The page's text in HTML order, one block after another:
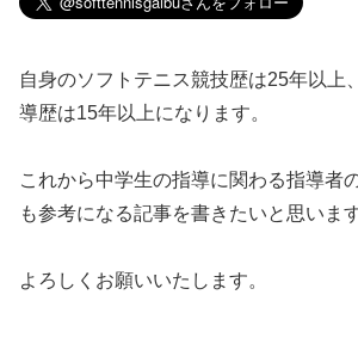
自身のソフトテニス競技歴は25年以上
導歴は15年以上になります。
これから中学生の指導に関わる指導者
も参考になる記事を書きたいと思います
よろしくお願いいたします。